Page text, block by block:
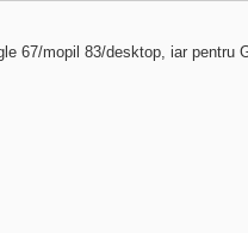
67/mopil 83/desktop, iar pentru